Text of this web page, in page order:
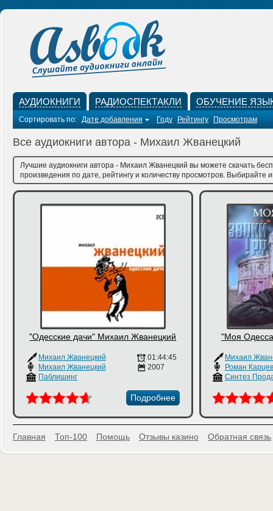
АУДИОКНИГИ РАДИОСПЕКТАКЛИ ОБУЧЕНИЕ
Сортировать по: Дате добавления Году Рейтингу Просмотрам
Все аудиокниги автора - Михаил Жванецкий
Лучшие аудиокниги автора - Михаил Жванецкий вы можете скачать
произведения по дате, рейтингу и количеству просмотров. Выбирайте
"Одесские дачи" Михаил Жванецкий
Михаил Жванецкий
Михаил Жванецкий
Паблишинг
01:44:45
2007
Подробнее
"Моя
Михаил
Роман Карцев
Синтез
Главная Топ-100 Помощь Отзывы казино Обратная связь